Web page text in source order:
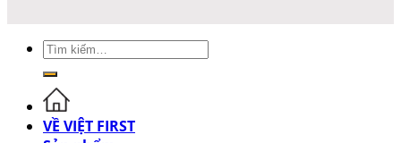
Tìm
kiếm:
VỀ VIỆT FIRST